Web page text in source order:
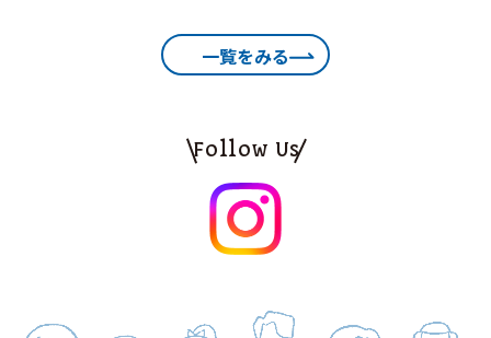
一覧をみる
Follow Us